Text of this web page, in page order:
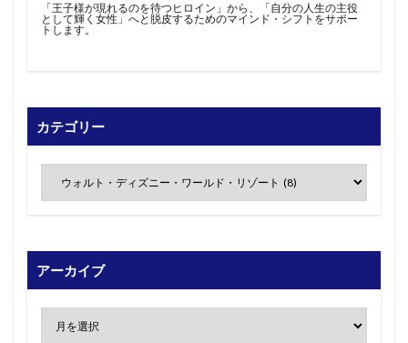
「王子様が現れるのを待つヒロイン」から、「自分の人生の主役
として輝く女性」へと脱皮するためのマインド・シフトをサポー
トします。
カテゴリー
アーカイブ